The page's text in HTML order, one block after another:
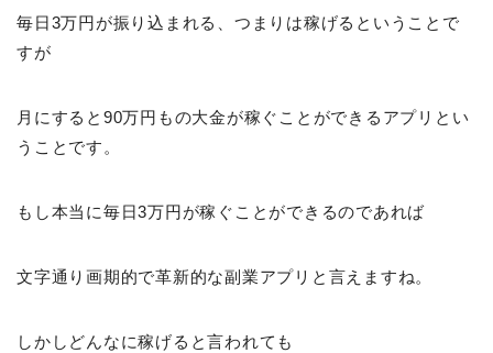
毎日3万円が振り込まれる、つまりは稼げるということで
すが
月にすると90万円もの大金が稼ぐことができるアプリとい
うことです。
もし本当に毎日3万円が稼ぐことができるのであれば
文字通り画期的で革新的な副業アプリと言えますね。
しかしどんなに稼げると言われても